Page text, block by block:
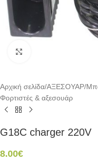
Αρχική σελίδα/ΑΞΕΣΟΥΑΡ/
Φορτιστές & αξεσουάρ
G18C charger 220V
8.00€